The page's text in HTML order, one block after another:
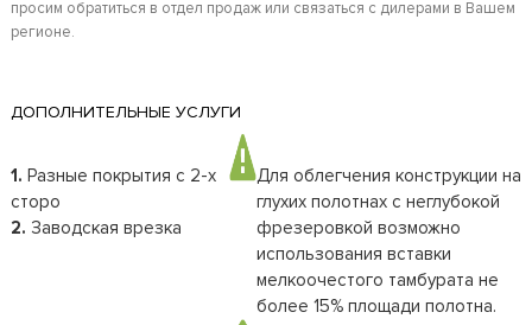
просим обратиться в отдел продаж или связаться с дилерами в Вашем
регионе.
ДОПОЛНИТЕЛЬНЫЕ УСЛУГИ
1. Разные покрытия с 2-х
сторо
2. Заводская врезка
Для облегчения конструкции на
глухих полотнах с неглубокой
фрезеровкой возможно
использования вставки
мелкоочестого тамбурата не
более 15% площади полотна.